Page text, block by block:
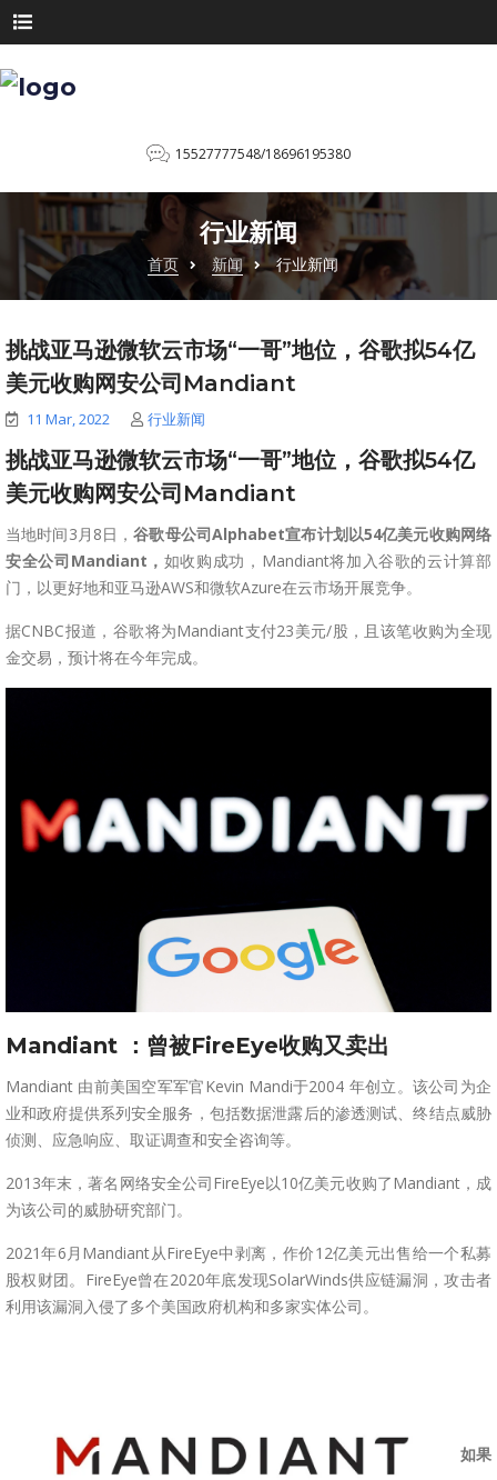
15527777548/18696195380
行业新闻
首页 新闻 行业新闻
挑战亚马逊微软云市场“一哥”地位，谷歌拟54亿
美元收购网安公司Mandiant
11 Mar, 2022 行业新闻
挑战亚马逊微软云市场“一哥”地位，谷歌拟54亿
美元收购网安公司Mandiant
当地时间3月8日，谷歌母公司Alphabet宣布计划以54亿美元收购网络
安全公司Mandiant， 如收购成功，Mandiant将加入谷歌的云计算部
门，以更好地和亚马逊AWS和微软Azure在云市场开展竞争。
据CNBC报道，谷歌将为Mandiant支付23美元/股，且该笔收购为全现
金交易，预计将在今年完成。
Mandiant ：曾被FireEye收购又卖出
Mandiant 由前美国空军军官Kevin Mandi于2004 年创立。该公司为企
业和政府提供系列安全服务，包括数据泄露后的渗透测试、终结点威胁
侦测、应急响应、取证调查和安全咨询等。
2013年末，著名网络安全公司FireEye以10亿美元收购了Mandiant，成
为该公司的威胁研究部门。
2021年6月Mandiant从FireEye中剥离，作价12亿美元出售给一个私募
股权财团。FireEye曾在2020年底发现SolarWinds供应链漏洞，攻击者
利用该漏洞入侵了多个美国政府机构和多家实体公司。
如果